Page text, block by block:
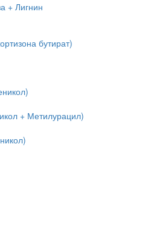
+ Лигнин
бутират)
+ Метилурацил)